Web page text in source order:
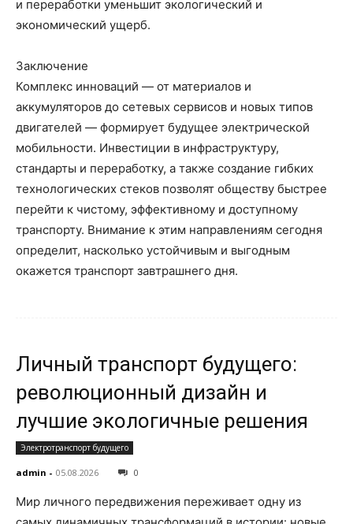
и переработки уменьшит экологический и
экономический ущерб.
Заключение
Комплекс инноваций — от материалов и
аккумуляторов до сетевых сервисов и новых типов
двигателей — формирует будущее электрической
мобильности. Инвестиции в инфраструктуру,
стандарты и переработку, а также создание гибких
технологических стеков позволят обществу быстрее
перейти к чистому, эффективному и доступному
транспорту. Внимание к этим направлениям сегодня
определит, насколько устойчивым и выгодным
окажется транспорт завтрашнего дня.
Личный транспорт будущего:
революционный дизайн и
лучшие экологичные решения
Электротранспорт будущего
admin - 05.08.2026 0
Мир личного передвижения переживает одну из